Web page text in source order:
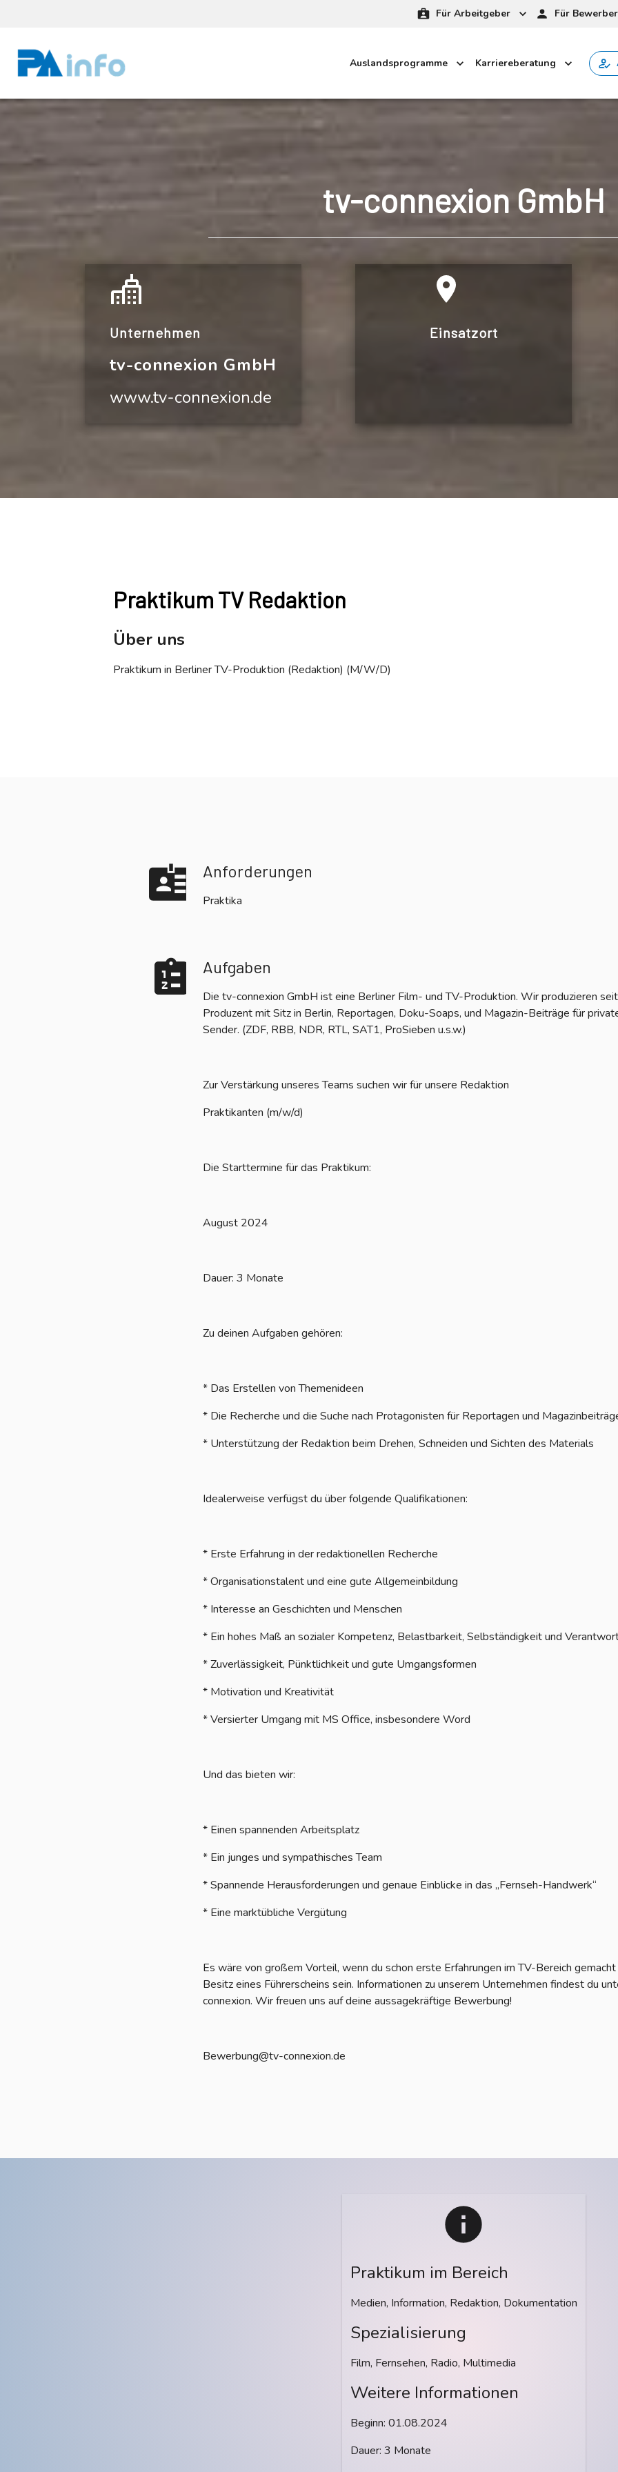
Für Arbeitgeber Für Bewerber
Auslandsprogramme Karriereberatung
tv-connexion GmbH
Unternehmen
tv-connexion GmbH
www.tv-connexion.de
Einsatzort
Praktikum TV Redaktion
Über uns
Praktikum in Berliner TV-Produktion (Redaktion) (M/W/D)
Anforderungen
Praktika
Aufgaben
Die tv-connexion GmbH ist eine Berliner Film- und TV-Produktion. Wir produzieren
Produzent mit Sitz in Berlin, Reportagen, Doku-Soaps, und Magazin-Beiträge für
Sender. (ZDF, RBB, NDR, RTL, SAT1, ProSieben u.s.w.)
Zur Verstärkung unseres Teams suchen wir für unsere Redaktion
Praktikanten (m/w/d)
Die Starttermine für das Praktikum:
August 2024
Dauer: 3 Monate
Zu deinen Aufgaben gehören:
* Das Erstellen von Themenideen
* Die Recherche und die Suche nach Protagonisten für Reportagen und
* Unterstützung der Redaktion beim Drehen, Schneiden und Sichten des Materials
Idealerweise verfügst du über folgende Qualifikationen:
* Erste Erfahrung in der redaktionellen Recherche
* Organisationstalent und eine gute Allgemeinbildung
* Interesse an Geschichten und Menschen
* Ein hohes Maß an sozialer Kompetenz, Belastbarkeit, Selbständigkeit und
* Zuverlässigkeit, Pünktlichkeit und gute Umgangsformen
* Motivation und Kreativität
* Versierter Umgang mit MS Office, insbesondere Word
Und das bieten wir:
* Einen spannenden Arbeitsplatz
* Ein junges und sympathisches Team
* Spannende Herausforderungen und genaue Einblicke in das „Fernseh-Handwerk“
* Eine marktübliche Vergütung
Es wäre von großem Vorteil, wenn du schon erste Erfahrungen im TV-Bereich
Besitz eines Führerscheins sein. Informationen zu unserem Unternehmen findest du
connexion. Wir freuen uns auf deine aussagekräftige Bewerbung!
Bewerbung@tv-connexion.de
Praktikum im Bereich
Medien, Information, Redaktion, Dokumentation
Spezialisierung
Film, Fernsehen, Radio, Multimedia
Weitere Informationen
Beginn: 01.08.2024
Dauer: 3 Monate